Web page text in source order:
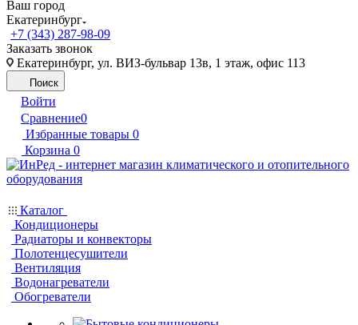
Ваш город
Екатеринбург
+7 (343) 287-98-09
Заказать звонок
Екатеринбург, ул. ВИЗ-бульвар 13в, 1 этаж, офис 113
Поиск
Войти
Сравнение0
Избранные товары 0
Корзина 0
Каталог
Кондиционеры
Радиаторы и конвекторы
Полотенцесушители
Вентиляция
Водонагреватели
Обогреватели